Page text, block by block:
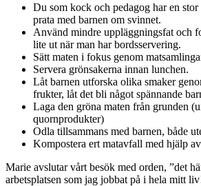
Du som kock och pedagog har en
prata med barnen om svinnet.
Använd mindre uppläggningsfat och
lite ut när man har bordsservering.
Sätt maten i fokus genom
Servera grönsakerna innan lunchen.
Låt barnen utforska olika smaker
frukter, låt det bli något spännande
Laga den gröna maten från grunden
quornprodukter)
Odla tillsammans med barnen, både
Kompostera ert matavfall med hjälp
Marie avslutar vårt besök med orden, ”det
arbetsplatsen som jag jobbat på i hela mitt